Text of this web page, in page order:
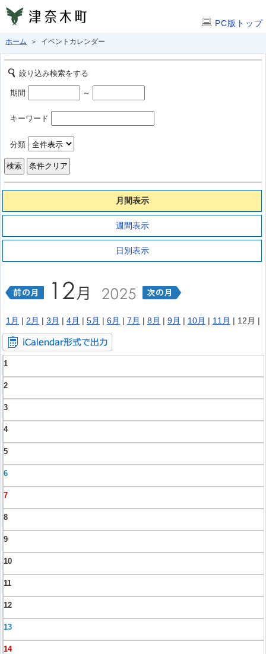
PC版トップ
ホーム ＞ イベントカレンダー
絞り込み検索をする
期間 ～
キーワード
分類
月間表示
週間表示
日別表示
1月 | 2月 | 3月 | 4月 | 5月 | 6月 | 7月 | 8月 | 9月 | 10月 | 11月 | 12月 |
1
2
3
4
5
6
7
8
9
10
11
12
13
14